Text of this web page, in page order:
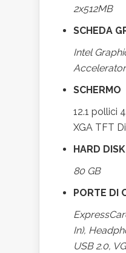
2x512MB
SCHEDA
Intel
SCHERMO
12.1 pollici
XGA TFT
HARD DISK
80 GB
PORTE DI
In),
USB 2.0,